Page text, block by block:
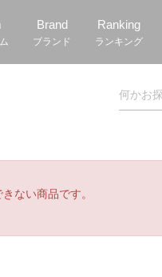
Brand
ブランド
Ranking
ランキング
ない商品です。